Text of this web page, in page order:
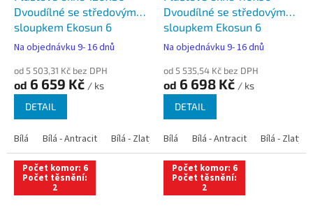
Dvoudílné se středovým
sloupkem Ekosun 6
Na objednávku 9- 16 dnů
od 5 503,31 Kč bez DPH
od 6 659 Kč / ks
DETAIL
Bílá Bílá - Antracit Bílá - Zlatý dub Bílá - Tmavý dub Bílá -
Dvoudílné se středovým
sloupkem Ekosun 6
Na objednávku 9- 16 dnů
od 5 535,54 Kč bez DPH
od 6 698 Kč / ks
DETAIL
Bílá Bílá - Antracit Bílá - Zlatý
Počet komor: 6
Počet těsnění:
2
Počet komor: 6
Počet těsnění:
2